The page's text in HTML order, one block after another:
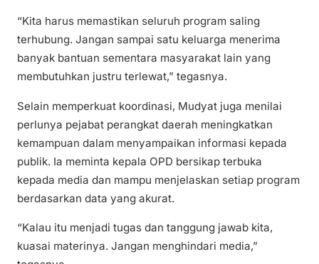
“Kita harus memastikan seluruh program saling
terhubung. Jangan sampai satu keluarga menerima
banyak bantuan sementara masyarakat lain yang
membutuhkan justru terlewat,” tegasnya.
Selain memperkuat koordinasi, Mudyat juga menilai
perlunya pejabat perangkat daerah meningkatkan
kemampuan dalam menyampaikan informasi kepada
publik. Ia meminta kepala OPD bersikap terbuka
kepada media dan mampu menjelaskan setiap program
berdasarkan data yang akurat.
“Kalau itu menjadi tugas dan tanggung jawab kita,
kuasai materinya. Jangan menghindari media,”